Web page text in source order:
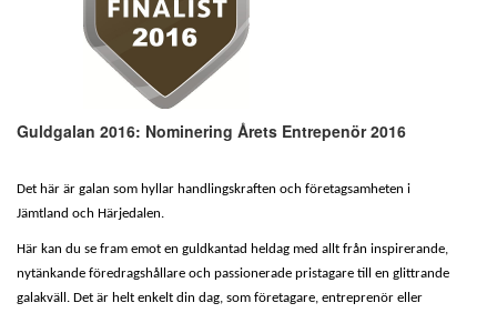
Guldgalan 2016: Nominering Årets Entrepenör 2016
Det här är galan som hyllar handlingskraften och företagsamheten i
Jämtland och Härjedalen.
Här kan du se fram emot en guldkantad heldag med allt från inspirerande,
nytänkande föredragshållare och passionerade pristagare till en glittrande
galakväll. Det är helt enkelt din dag, som företagare, entreprenör eller